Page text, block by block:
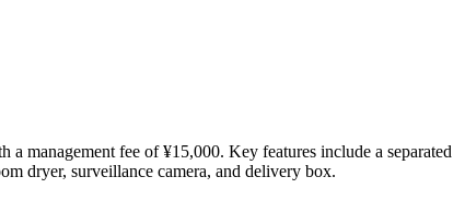
fee of ¥15,000. Key features include a separated
dryer, surveillance camera, and delivery box.